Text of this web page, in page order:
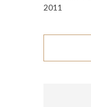
2011